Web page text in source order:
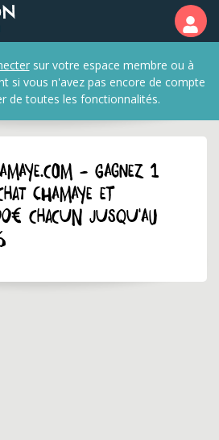
sur votre espace membre ou à
si vous n'avez pas encore de compte
de toutes les fonctionnalités.
- Gagnez 1
Chamaye et
chacun jusqu'au